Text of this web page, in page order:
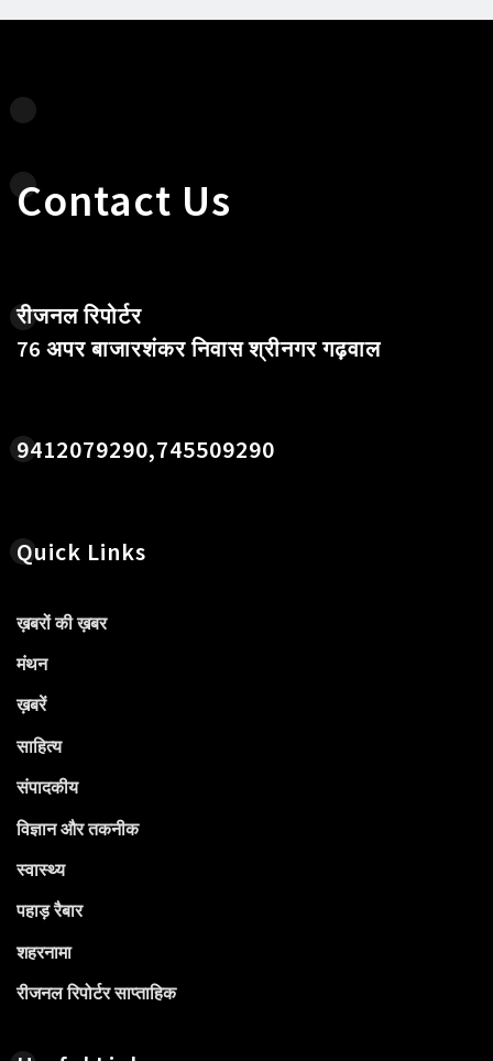
Contact Us
रीजनल रिपोर्टर
76 अपर बाजारशंकर निवास श्रीनगर गढ़वाल
9412079290,745509290
Quick Links
ख़बरों की ख़बर
मंथन
ख़बरें
साहित्य
संपादकीय
विज्ञान और तकनीक
स्वास्थ्य
पहाड़ रैबार
शहरनामा
रीजनल रिपोर्टर साप्ताहिक